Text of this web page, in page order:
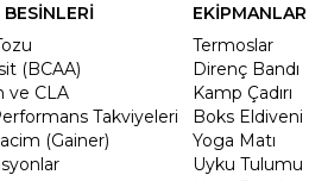
(BCAA)
ve CLA
Takviyeleri
(Gainer)
EKİPMANLAR
Termoslar
Direnç Bandı
Kamp Çadırı
Boks Eldiveni
Yoga Matı
Uyku Tulumu